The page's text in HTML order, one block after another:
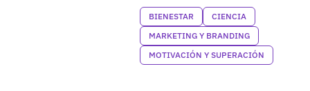
BIENESTAR
CIENCIA
MARKETING Y BRANDING
MOTIVACIÓN Y SUPERACIÓN